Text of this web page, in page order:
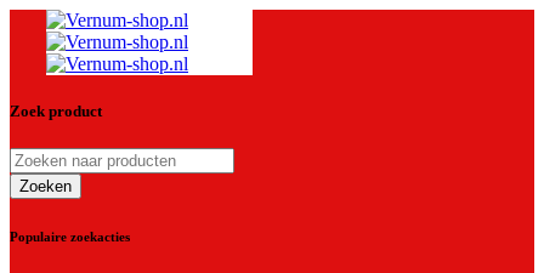
Zoek product
Populaire zoekacties